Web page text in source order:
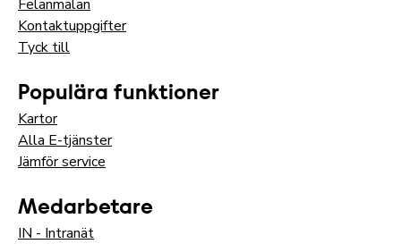
Felanmälan
Kontaktuppgifter
Tyck till
Populära funktioner
Kartor
Alla E-tjänster
Jämför service
Medarbetare
IN - Intranät